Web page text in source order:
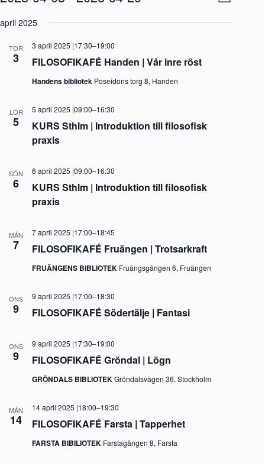
y
n
v
n
s
ä
april 2025
TOR
3 FILOSOFIKAFÉ Handen | Vår inre röst
3 april 2025 |17:30–19:00
Handens bibliotek Poseidons torg 8, Handen
LÖR
5
KURS Sthlm | Introduktion till filosofisk
praxis
5 april 2025 |09:00–16:30
SÖN
6
KURS Sthlm | Introduktion till filosofisk
praxis
6 april 2025 |09:00–16:30
MÅN
7 FILOSOFIKAFÉ Fruängen | Trotsarkraft
7 april 2025 |17:00–18:45
FRUÄNGENS BIBLIOTEK Fruängsgången 6, Fruängen
ONS
9 FILOSOFIKAFÉ Södertälje | Fantasi
9 april 2025 |17:00–18:30
ONS
9 FILOSOFIKAFÉ Gröndal | Lögn
9 april 2025 |17:30–19:00
GRÖNDALS BIBLIOTEKGröndalsvägen 36, Stockholm
MÅN
14 FILOSOFIKAFÉ Farsta | Tapperhet
14 april 2025 |18:00–19:30
FARSTA BIBILIOTEK Farstagången 8, Farsta